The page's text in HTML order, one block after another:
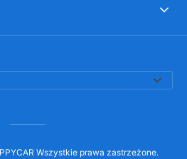
Wszystkie prawa zastrzeżone.